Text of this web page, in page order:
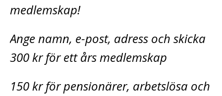
medlemskap!
Ange namn, e-post, adress och skicka
300 kr för ett års medlemskap
150 kr för pensionärer, arbetslösa och